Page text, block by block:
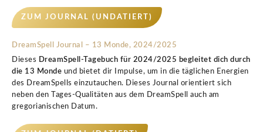
ZUM JOURNAL (UNDATIERT)
DreamSpell Journal – 13 Monde, 2024/2025
Dieses DreamSpell-Tagebuch für 2024/2025 begleitet dich durch
die 13 Monde und bietet dir Impulse, um in die täglichen Energien
des DreamSpells einzutauchen. Dieses Journal orientiert sich
neben den Tages-Qualitäten aus dem DreamSpell auch am
gregorianischen Datum.